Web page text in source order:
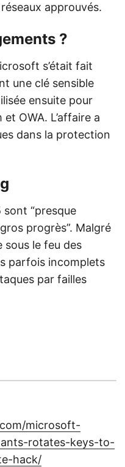
approuvés.
?
s’était fait
une clé sensible
ensuite pour
OWA. L’affaire a
dans la protection
sont “presque
progrès”. Malgré
le feu des
parfois incomplets
par failles
microsoft-
rotates-keys-to-
hack/